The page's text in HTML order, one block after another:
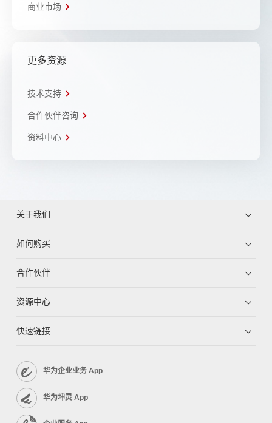
商业市场
更多资源
技术支持
合作伙伴咨询
资料中心
关于我们
如何购买
合作伙伴
资源中心
快速链接
华为企业业务 App
华为坤灵 App